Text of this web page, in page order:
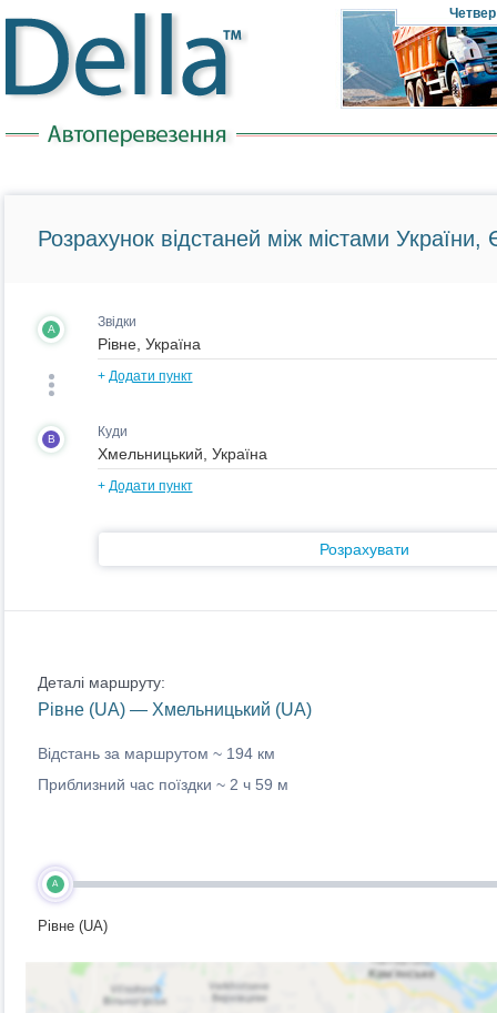
Четвер
Розрахунок відстаней між містами України,
A Звідки
+ Додати пункт
B Куди
+ Додати пункт
Розрахувати
Деталі маршруту:
Рівне (UA) — Хмельницький (UA)
Відстань за маршрутом ~ 194 км
Приблизний час поїздки ~ 2 ч 59 м
A
Рівне (UA)